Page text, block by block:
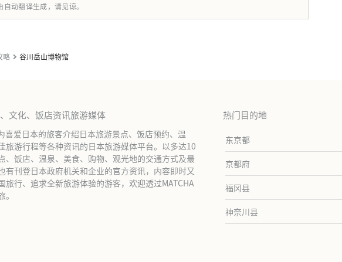
动翻译生成，请见谅。
略 谷川岳山博物馆
文化、饭店资讯旅游媒体
喜爱日本的旅客介绍日本旅游景点、饭店预约、温
旅游行程等各种资讯的日本旅游媒体平台。以多达10
、饭店、温泉、美食、购物、观光地的交通方式及最
有刊登日本政府机关和企业的官方资讯，内容即时又
旅行、追求全新旅游体验的游客，欢迎透过MATCHA
热门目的地
东京都
京都府
福冈县
神奈川县